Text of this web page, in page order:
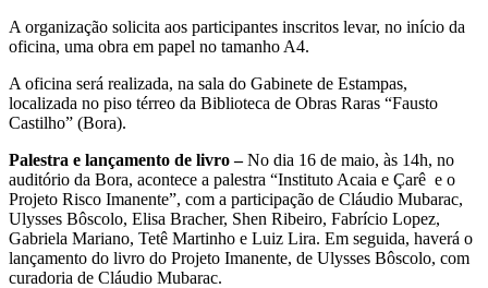
A organização solicita aos participantes inscritos levar, no início da
oficina, uma obra em papel no tamanho A4.
A oficina será realizada, na sala do Gabinete de Estampas,
localizada no piso térreo da Biblioteca de Obras Raras “Fausto
Castilho” (Bora).
Palestra e lançamento de livro –No dia 16 de maio, às 14h, no
auditório da Bora, acontece a palestra “Instituto Acaia e Çarê e o
Projeto Risco Imanente”, com a participação de Cláudio Mubarac,
Ulysses Bôscolo, Elisa Bracher, Shen Ribeiro, Fabrício Lopez,
Gabriela Mariano, Tetê Martinho e Luiz Lira. Em seguida, haverá o
lançamento do livro do Projeto Imanente, de Ulysses Bôscolo, com
curadoria de Cláudio Mubarac.